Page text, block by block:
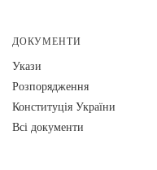
ДОКУМЕНТИ
Укази
Розпорядження
Конституція України
Всі документи